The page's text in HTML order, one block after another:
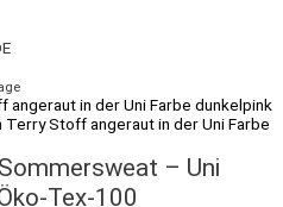
– Uni
Tex-100